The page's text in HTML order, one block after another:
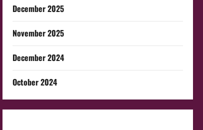
December 2025
November 2025
December 2024
October 2024